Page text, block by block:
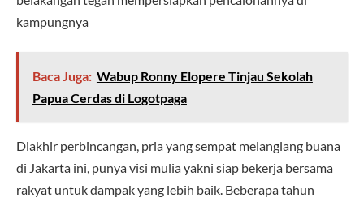
kampungnya
Baca Juga: Wabup Ronny Elopere Tinjau Sekolah
Papua Cerdas di Logotpaga
Diakhir perbincangan, pria yang sempat melanglang buana
di Jakarta ini, punya visi mulia yakni siap bekerja bersama
rakyat untuk dampak yang lebih baik. Beberapa tahun